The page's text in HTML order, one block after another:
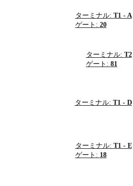
ターミナル: T1 - A
ゲート: 20
ターミナル: T2
ゲート: 81
ターミナル: T1 - D
ターミナル: T1 - E
ゲート: 18